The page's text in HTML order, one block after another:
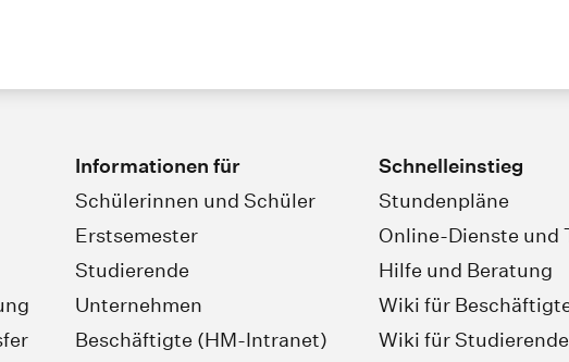
Informationen für
Schülerinnen und Schüler
Erstsemester
Studierende
Unternehmen
Beschäftigte (HM-Intranet)
Schnelleinstieg
Stundenpläne
Online-Dienste und
Hilfe und Beratung
Wiki für
Wiki für Studierende